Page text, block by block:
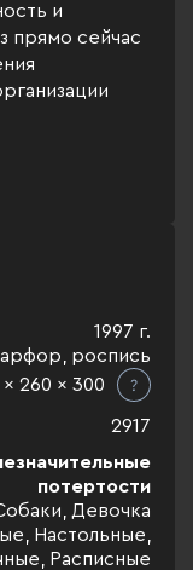
и
прямо сейчас
1997 г.
роспись
x 260 x 300
2917
потертости
Девочка
Настольные,
Расписные